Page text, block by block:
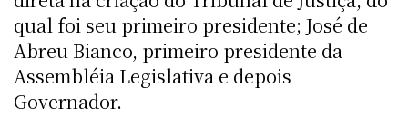
qual foi seu primeiro presidente; José de
Abreu Bianco, primeiro presidente da
Assembléia Legislativa e depois
Governador.